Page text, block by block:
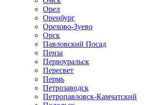
Орел
Оренбург
Орехово-Зуево
Орск
Павловский Посад
Пенза
Первоуральск
Пересвет
Пермь
Петрозаводск
Петропавловск-Камчатский